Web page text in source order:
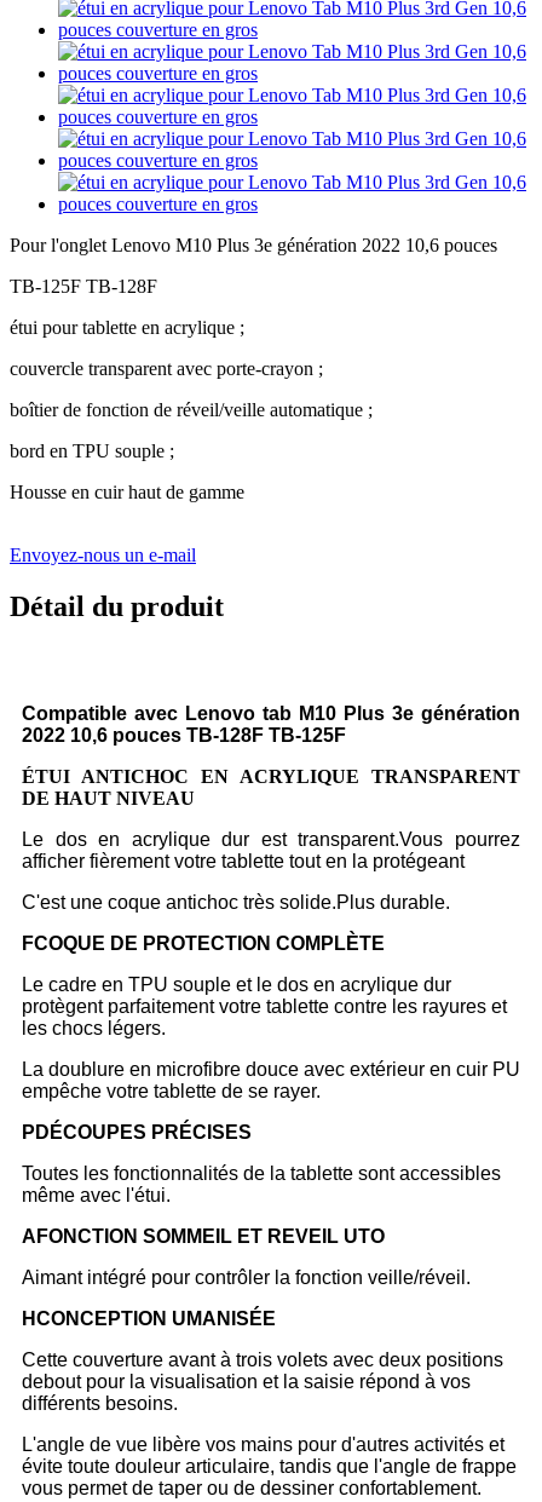
Pour l'onglet Lenovo M10 Plus 3e génération 2022 10,6 pouces
TB-125F TB-128F
étui pour tablette en acrylique ;
couvercle transparent avec porte-crayon ;
boîtier de fonction de réveil/veille automatique ;
bord en TPU souple ;
Housse en cuir haut de gamme
Envoyez-nous un e-mail
Détail du produit
Compatible avec Lenovo tab M10 Plus 3e génération
2022 10,6 pouces TB-128F TB-125F
ÉTUI ANTICHOC EN ACRYLIQUE TRANSPARENT
DE HAUT NIVEAU
Le dos en acrylique dur est transparent.Vous pourrez
afficher fièrement votre tablette tout en la protégeant
C'est une coque antichoc très solide.Plus durable.
FCOQUE DE PROTECTION COMPLÈTE
Le cadre en TPU souple et le dos en acrylique dur
protègent parfaitement votre tablette contre les rayures et
les chocs légers.
La doublure en microfibre douce avec extérieur en cuir PU
empêche votre tablette de se rayer.
P DÉCOUPES PRÉCISES
Toutes les fonctionnalités de la tablette sont accessibles
même avec l'étui.
A FONCTION SOMMEIL ET REVEIL UTO
Aimant intégré pour contrôler la fonction veille/réveil.
HCONCEPTION UMANISÉE
Cette couverture avant à trois volets avec deux positions
debout pour la visualisation et la saisie répond à vos
différents besoins.
L'angle de vue libère vos mains pour d'autres activités et
évite toute douleur articulaire, tandis que l'angle de frappe
vous permet de taper ou de dessiner confortablement.